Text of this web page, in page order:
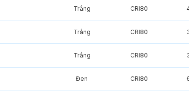
Trắng CRI80
Trắng CRI80
Trắng CRI80
Đen CRI80